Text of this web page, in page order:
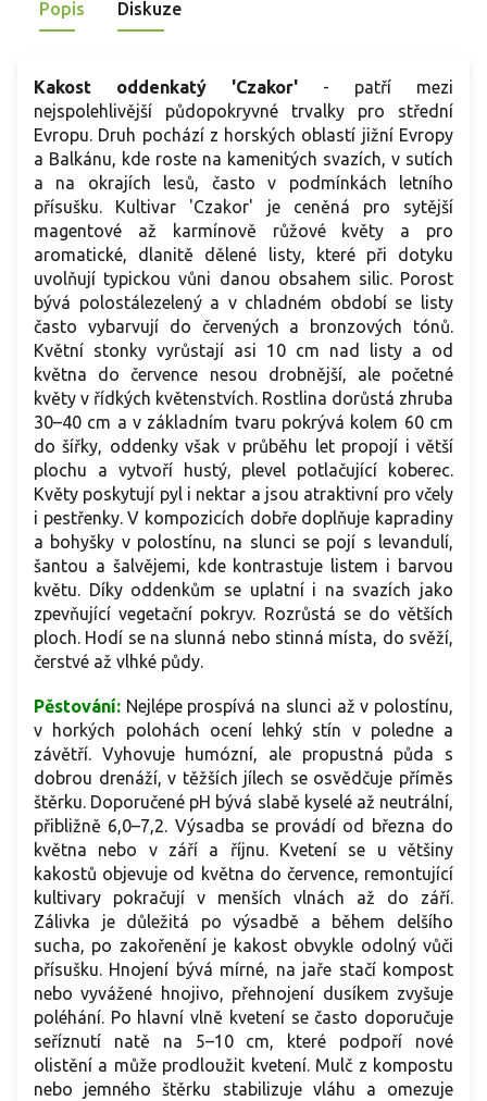
Popis Diskuze
Kakost oddenkatý 'Czakor' - patří mezi
nejspolehlivější půdopokryvné trvalky pro střední
Evropu. Druh pochází z horských oblastí jižní Evropy
a Balkánu, kde roste na kamenitých svazích, v sutích
a na okrajích lesů, často v podmínkách letního
přísušku. Kultivar 'Czakor' je ceněná pro sytější
magentové až karmínově růžové květy a pro
aromatické, dlanitě dělené listy, které při dotyku
uvolňují typickou vůni danou obsahem silic. Porost
bývá polostálezelený a v chladném období se listy
často vybarvují do červených a bronzových tónů.
Květní stonky vyrůstají asi 10 cm nad listy a od
května do července nesou drobnější, ale početné
květy v řídkých květenstvích. Rostlina dorůstá zhruba
30–40 cm a v základním tvaru pokrývá kolem 60 cm
do šířky, oddenky však v průběhu let propojí i větší
plochu a vytvoří hustý, plevel potlačující koberec.
Květy poskytují pyl i nektar a jsou atraktivní pro včely
i pestřenky. V kompozicích dobře doplňuje kapradiny
a bohyšky v polostínu, na slunci se pojí s levandulí,
šantou a šalvějemi, kde kontrastuje listem i barvou
květu. Díky oddenkům se uplatní i na svazích jako
zpevňující vegetační pokryv. Rozrůstá se do větších
ploch. Hodí se na slunná nebo stinná místa, do svěží,
čerstvé až vlhké půdy.
Pěstování: Nejlépe prospívá na slunci až v polostínu,
v horkých polohách ocení lehký stín v poledne a
závětří. Vyhovuje humózní, ale propustná půda s
dobrou drenáží, v těžších jílech se osvědčuje příměs
štěrku. Doporučené pH bývá slabě kyselé až neutrální,
přibližně 6,0–7,2. Výsadba se provádí od března do
května nebo v září a říjnu. Kvetení se u většiny
kakostů objevuje od května do července, remontující
kultivary pokračují v menších vlnách až do září.
Zálivka je důležitá po výsadbě a během delšího
sucha, po zakořenění je kakost obvykle odolný vůči
přísušku. Hnojení bývá mírné, na jaře stačí kompost
nebo vyvážené hnojivo, přehnojení dusíkem zvyšuje
poléhání. Po hlavní vlně kvetení se často doporučuje
seříznutí natě na 5–10 cm, které podpoří nové
olistění a může prodloužit kvetení. Mulč z kompostu
nebo jemného štěrku stabilizuje vláhu a omezuje